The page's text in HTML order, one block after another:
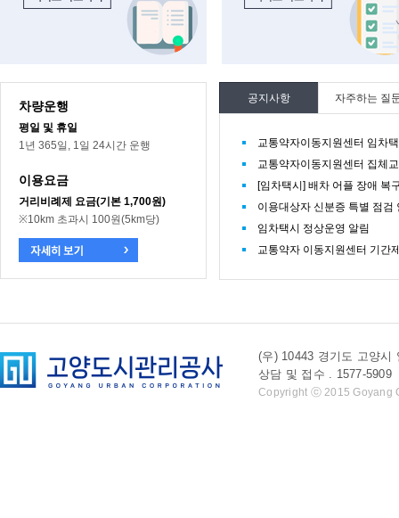
차량운행
평일 및 휴일
1년 365일, 1일 24시간 운행
이용요금
거리비례제 요금(기본 1,700원)
※10km 초과시 100원(5km당)
공지사항
교통약자이동지원센터 임차
교통약자이동지원센터 집체
[임차택시] 배차 어플 장애 복
이용대상자 신분증 특별 점검
임차택시 정상운영 알림
교통약자 이동지원센터 기간
자주하는 질
(우) 10443 경기도 고양시
상담 및 접수 . 1577-
Copyright ⓒ 2015 Goyang